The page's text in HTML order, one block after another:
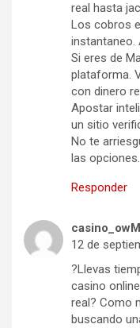
real hasta
Los cobros
instantaneo.
Si eres de
plataforma.
con dinero
Apostar
un sitio
No te
las opciones.
Responder
12 de
?Llevas
casino
real? Como
buscando